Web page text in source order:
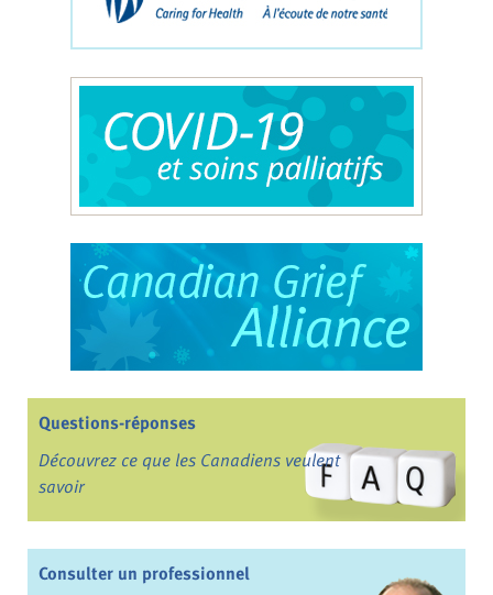
Questions-réponses
Découvrez ce que les Canadiens veulent
savoir
Consulter un professionnel